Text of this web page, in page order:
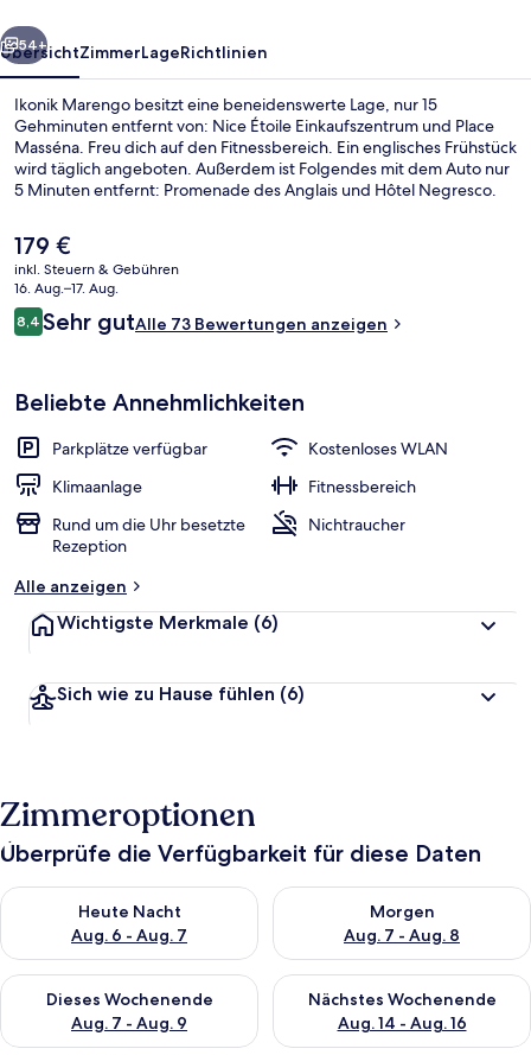
Weiter
54+
ÜbersichtZimmerLageRichtlinien
Ikonik Marengo besitzt eine beneidenswerte Lage, nur 15
Gehminuten entfernt von: Nice Étoile Einkaufszentrum und Place
Masséna. Freu dich auf den Fitnessbereich. Ein englisches Frühstück
wird täglich angeboten. Außerdem ist Folgendes mit dem Auto nur
5 Minuten entfernt: Promenade des Anglais und Hôtel Negresco.
Verkehrsmitteln entfernt: Bis zur U-Bahn sind es wenige Schritte (S-
Bahn-Station Gare Thiers) bzw. 6 Minuten (S-Bahn-Station
Libération).
Der
aktuelle
Preis
beträgt
179 €.
179 €
inkl. Steuern & Gebühren
16. Aug.–17. Aug.
Bewertungen
8,48,4 von 10.
Sehr gutAlle 73 Bewertungen anzeigen
Beliebte Annehmlichkeiten
Parkplätze verfügbar
Kostenloses WLAN
Klimaanlage
Fitnessbereich
Rund um die Uhr besetzte
Rezeption
Nichtraucher
Alle anzeigen
Wichtigste Merkmale (6)
Sich wie zu Hause fühlen (6)
Zimmeroptionen
Überprüfe die Verfügbarkeit für diese Daten
Heute Nacht
Aug. 6 - Aug. 7
Überprüfe die Verfügbarkeit für heute Nacht, Aug. 6 - Aug. 7.
Morgen
Aug. 7 - Aug. 8
Überprüfe die Verfügbarkeit
Dieses Wochenende
Aug. 7 - Aug. 9
Überprüfe die Verfügbarkeit für dieses Wochenende, Aug. 7
Nächstes Wochenende
Aug. 14 - Aug. 16
Überprüfe die Verfügbarkeit